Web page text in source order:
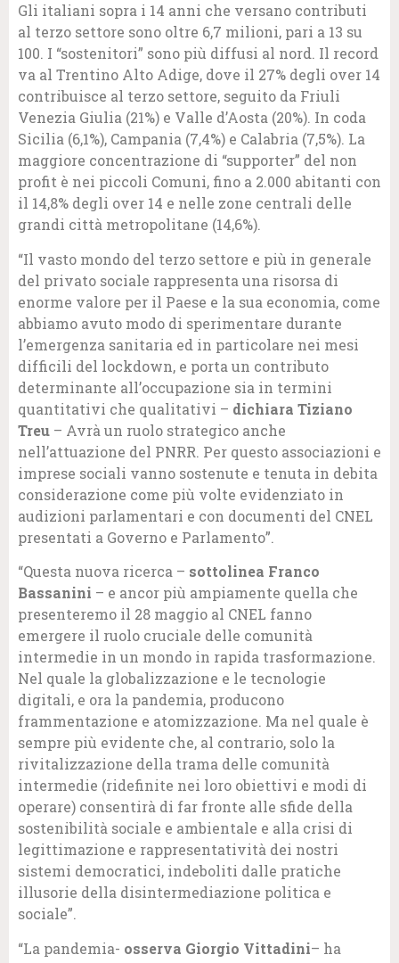
Gli italiani sopra i 14 anni che versano contributi
al terzo settore sono oltre 6,7 milioni, pari a 13 su
100. I “sostenitori” sono più diffusi al nord. Il record
va al Trentino Alto Adige, dove il 27% degli over 14
contribuisce al terzo settore, seguito da Friuli
Venezia Giulia (21%) e Valle d’Aosta (20%). In coda
Sicilia (6,1%), Campania (7,4%) e Calabria (7,5%). La
maggiore concentrazione di “supporter” del non
profit è nei piccoli Comuni, fino a 2.000 abitanti con
il 14,8% degli over 14 e nelle zone centrali delle
grandi città metropolitane (14,6%).
“Il vasto mondo del terzo settore e più in generale
del privato sociale rappresenta una risorsa di
enorme valore per il Paese e la sua economia, come
abbiamo avuto modo di sperimentare durante
l’emergenza sanitaria ed in particolare nei mesi
difficili del lockdown, e porta un contributo
determinante all’occupazione sia in termini
quantitativi che qualitativi – dichiara Tiziano
Treu – Avrà un ruolo strategico anche
nell’attuazione del PNRR. Per questo associazioni e
imprese sociali vanno sostenute e tenuta in debita
considerazione come più volte evidenziato in
audizioni parlamentari e con documenti del CNEL
presentati a Governo e Parlamento”.
“Questa nuova ricerca – sottolinea Franco
Bassanini – e ancor più ampiamente quella che
presenteremo il 28 maggio al CNEL fanno
emergere il ruolo cruciale delle comunità
intermedie in un mondo in rapida trasformazione.
Nel quale la globalizzazione e le tecnologie
digitali, e ora la pandemia, producono
frammentazione e atomizzazione. Ma nel quale è
sempre più evidente che, al contrario, solo la
rivitalizzazione della trama delle comunità
intermedie (ridefinite nei loro obiettivi e modi di
operare) consentirà di far fronte alle sfide della
sostenibilità sociale e ambientale e alla crisi di
legittimazione e rappresentatività dei nostri
sistemi democratici, indeboliti dalle pratiche
illusorie della disintermediazione politica e
sociale”.
“La pandemia- osserva Giorgio Vittadini– ha